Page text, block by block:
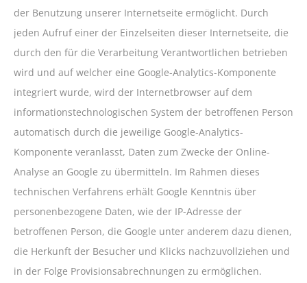
der Benutzung unserer Internetseite ermöglicht. Durch
jeden Aufruf einer der Einzelseiten dieser Internetseite, die
durch den für die Verarbeitung Verantwortlichen betrieben
wird und auf welcher eine Google-Analytics-Komponente
integriert wurde, wird der Internetbrowser auf dem
informationstechnologischen System der betroffenen Person
automatisch durch die jeweilige Google-Analytics-
Komponente veranlasst, Daten zum Zwecke der Online-
Analyse an Google zu übermitteln. Im Rahmen dieses
technischen Verfahrens erhält Google Kenntnis über
personenbezogene Daten, wie der IP-Adresse der
betroffenen Person, die Google unter anderem dazu dienen,
die Herkunft der Besucher und Klicks nachzuvollziehen und
in der Folge Provisionsabrechnungen zu ermöglichen.